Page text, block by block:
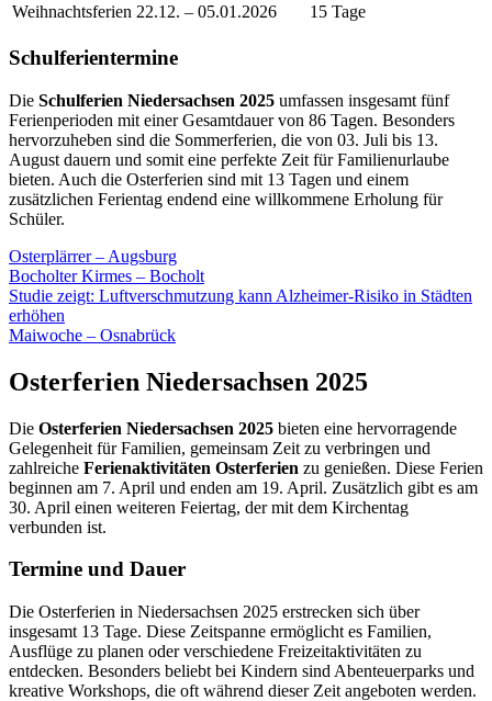
Weihnachtsferien 22.12. – 05.01.2026 15 Tage
Schulferientermine
Die Schulferien Niedersachsen 2025 umfassen insgesamt fünf
Ferienperioden mit einer Gesamtdauer von 86 Tagen. Besonders
hervorzuheben sind die Sommerferien, die von 03. Juli bis 13.
August dauern und somit eine perfekte Zeit für Familienurlaube
bieten. Auch die Osterferien sind mit 13 Tagen und einem
zusätzlichen Ferientag endend eine willkommene Erholung für
Schüler.
Osterplärrer – Augsburg
Bocholter Kirmes – Bocholt
Studie zeigt: Luftverschmutzung kann Alzheimer-Risiko in Städten
erhöhen
Maiwoche – Osnabrück
Osterferien Niedersachsen 2025
Die Osterferien Niedersachsen 2025 bieten eine hervorragende
Gelegenheit für Familien, gemeinsam Zeit zu verbringen und
zahlreiche Ferienaktivitäten Osterferien zu genießen. Diese Ferien
beginnen am 7. April und enden am 19. April. Zusätzlich gibt es am
30. April einen weiteren Feiertag, der mit dem Kirchentag
verbunden ist.
Termine und Dauer
Die Osterferien in Niedersachsen 2025 erstrecken sich über
insgesamt 13 Tage. Diese Zeitspanne ermöglicht es Familien,
Ausflüge zu planen oder verschiedene Freizeitaktivitäten zu
entdecken. Besonders beliebt bei Kindern sind Abenteuerparks und
kreative Workshops, die oft während dieser Zeit angeboten werden.